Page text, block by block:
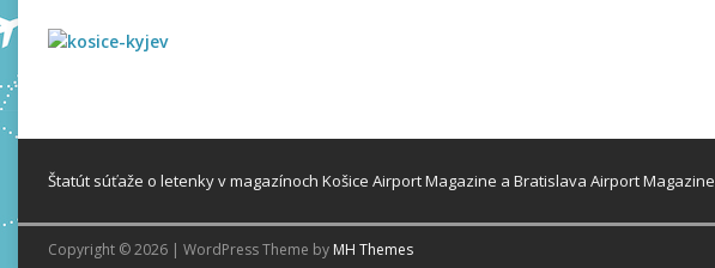
Štatút súťaže o letenky v magazínoch Košice Airport Magazine a Bratislava Airport Magazine
Copyright © 2026 | WordPress Theme by MH Themes